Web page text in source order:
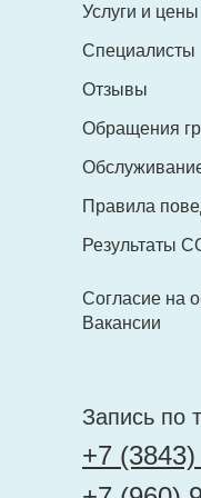
Услуги и цены
Обращения
Результаты
Специалисты
Согласие на
Отзывы
Правила
Вакансии
Запись по
+7